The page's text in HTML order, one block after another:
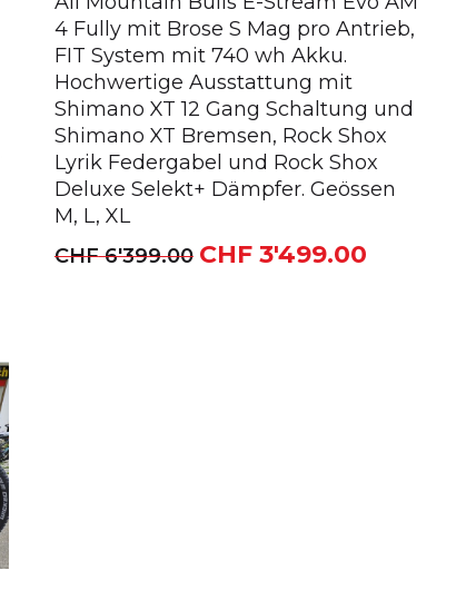
4 Fully mit Brose S Mag pro Antrieb,
FIT System mit 740 wh Akku.
Hochwertige Ausstattung mit
Shimano XT 12 Gang Schaltung und
Shimano XT Bremsen, Rock Shox
Lyrik Federgabel und Rock Shox
Deluxe Selekt+ Dämpfer. Geössen
M, L, XL
CHF6'399.00 Ursprünglicher
CHF3'499.00Aktueller